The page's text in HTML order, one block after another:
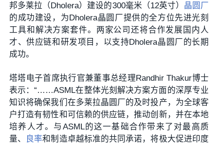
邦多莱拉（Dholera）建设的300毫米（12英寸） 晶圆厂
的成功建设，为Dholera晶圆厂提供的全方位先进光刻
工具和解决方案套件。两家公司还将合作发展国内人
才、供应链和研发项目，以支持Dholera晶圆厂的长期
成功。
塔塔电子首席执行官兼董事总经理Randhir Thakur博士
表示：“……ASML在整体光刻解决方案方面的深厚专业
知识将确保我们在多莱拉晶圆厂的及时投产，为全球客
户打造有韧性和可信赖的供应链，推动创新，并在本地
培养人才。与ASML的这一基础合作带来了对最高质
量、
良率和制造卓越标准的共同承诺，将极大促进印度